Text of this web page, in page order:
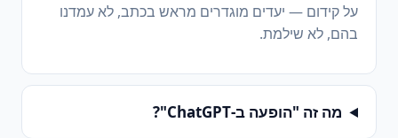
על קידום — יעדים מוגדרים מראש בכתב, לא עמדנו
בהם, לא שילמת.
מה זה "הופעה ב-ChatGPT"?